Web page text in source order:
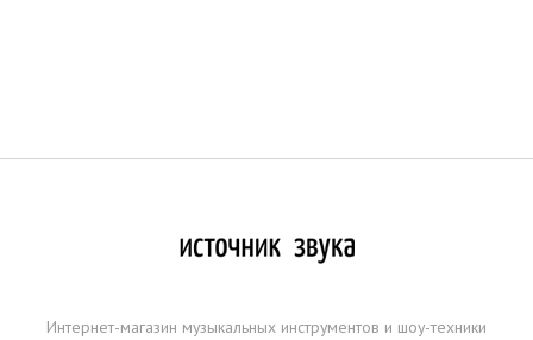
Интернет-магазин музыкальных инструментов и шоу-техники